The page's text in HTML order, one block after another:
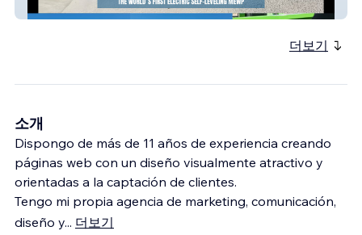
MECAPLUS
더보기
소개
Dispongo de más de 11 años de experiencia creando
páginas web con un diseño visualmente atractivo y
orientadas a la captación de clientes.
Tengo mi propia agencia de marketing, comunicación,
diseño y... 더보기